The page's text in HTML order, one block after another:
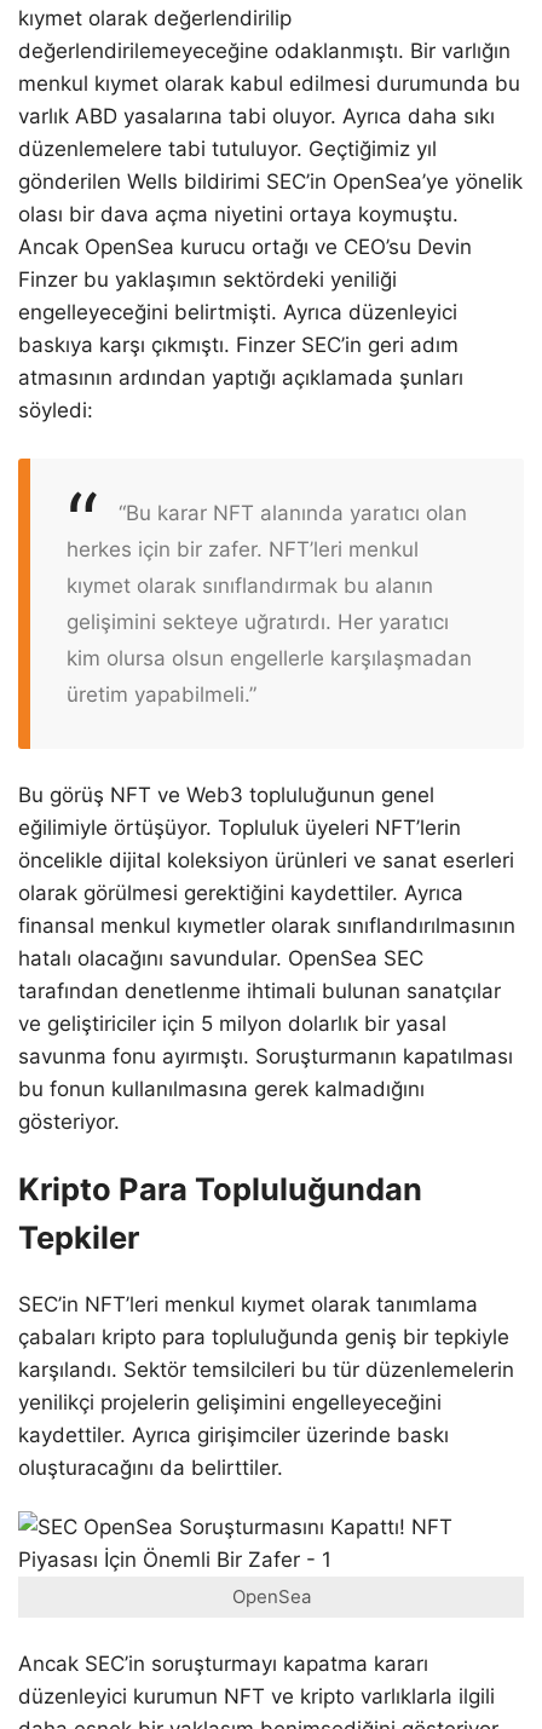
kıymet olarak değerlendirilip
değerlendirilemeyeceğine odaklanmıştı. Bir varlığın
menkul kıymet olarak kabul edilmesi durumunda bu
varlık ABD yasalarına tabi oluyor. Ayrıca daha sıkı
düzenlemelere tabi tutuluyor. Geçtiğimiz yıl
gönderilen Wells bildirimi SEC’in OpenSea’ye yönelik
olası bir dava açma niyetini ortaya koymuştu.
Ancak OpenSea kurucu ortağı ve CEO’su Devin
Finzer bu yaklaşımın sektördeki yeniliği
engelleyeceğini belirtmişti. Ayrıca düzenleyici
baskıya karşı çıkmıştı. Finzer SEC’in geri adım
atmasının ardından yaptığı açıklamada şunları
söyledi:
“Bu karar NFT alanında yaratıcı olan
herkes için bir zafer. NFT’leri menkul
kıymet olarak sınıflandırmak bu alanın
gelişimini sekteye uğratırdı. Her yaratıcı
kim olursa olsun engellerle karşılaşmadan
üretim yapabilmeli.”
Bu görüş NFT ve Web3 topluluğunun genel
eğilimiyle örtüşüyor. Topluluk üyeleri NFT’lerin
öncelikle dijital koleksiyon ürünleri ve sanat eserleri
olarak görülmesi gerektiğini kaydettiler. Ayrıca
finansal menkul kıymetler olarak sınıflandırılmasının
hatalı olacağını savundular. OpenSea SEC
tarafından denetlenme ihtimali bulunan sanatçılar
ve geliştiriciler için 5 milyon dolarlık bir yasal
savunma fonu ayırmıştı. Soruşturmanın kapatılması
bu fonun kullanılmasına gerek kalmadığını
gösteriyor.
Kripto Para Topluluğundan
Tepkiler
SEC’in NFT’leri menkul kıymet olarak tanımlama
çabaları kripto para topluluğunda geniş bir tepkiyle
karşılandı. Sektör temsilcileri bu tür düzenlemelerin
yenilikçi projelerin gelişimini engelleyeceğini
kaydettiler. Ayrıca girişimciler üzerinde baskı
oluşturacağını da belirttiler.
OpenSea
Ancak SEC’in soruşturmayı kapatma kararı
düzenleyici kurumun NFT ve kripto varlıklarla ilgili